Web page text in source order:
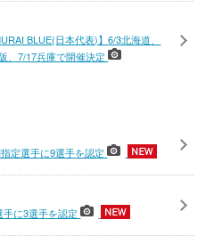
BLUE(日本代表)】6/3北海道、
、7/17兵庫で開催決定
定選手に9選手を認定
手に3選手を認定